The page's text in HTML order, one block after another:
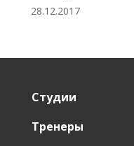
28.12.2017
Студии
Тренеры